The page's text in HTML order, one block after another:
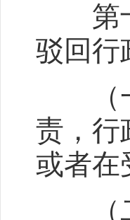
第十
驳回行
（一
责，行
或者在
（二